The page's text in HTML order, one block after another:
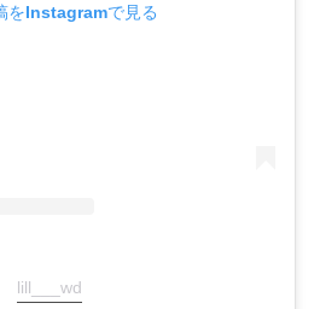
をInstagramで見る
lill___wd